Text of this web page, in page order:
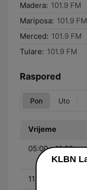
Madera: 101.9 FM
Mariposa: 101.9 FM
Merced: 101.9 FM
Tulare: 101.9 FM
Raspored
Pon Uto
Vrijeme
05:00 - 11:00
11:00 - 14:00